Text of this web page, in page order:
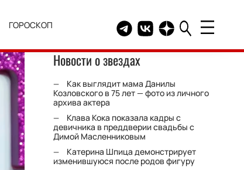
ГОРОСКОП Telegram канал HELLO
Группа HELLO
Канал HELLO в
Новости о звездах
Как выглядит мама Данилы
Козловского в 75 лет — фото из личного
архива актера
Клава Кока показала кадры с
девичника в преддверии свадьбы с
Димой Масленниковым
Катерина Шпица демонстрирует
изменившуюся после родов фигуру